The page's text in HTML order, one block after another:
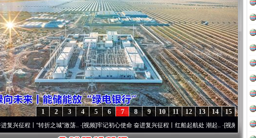
15
14
13
12
11
10
9
8
7
6
5
4
3
2
1
丨“转折之城”激荡..·[视频]牢记初心使命 奋进复兴征程丨红船起航处 潮起..·[视频]一首歌的时间，